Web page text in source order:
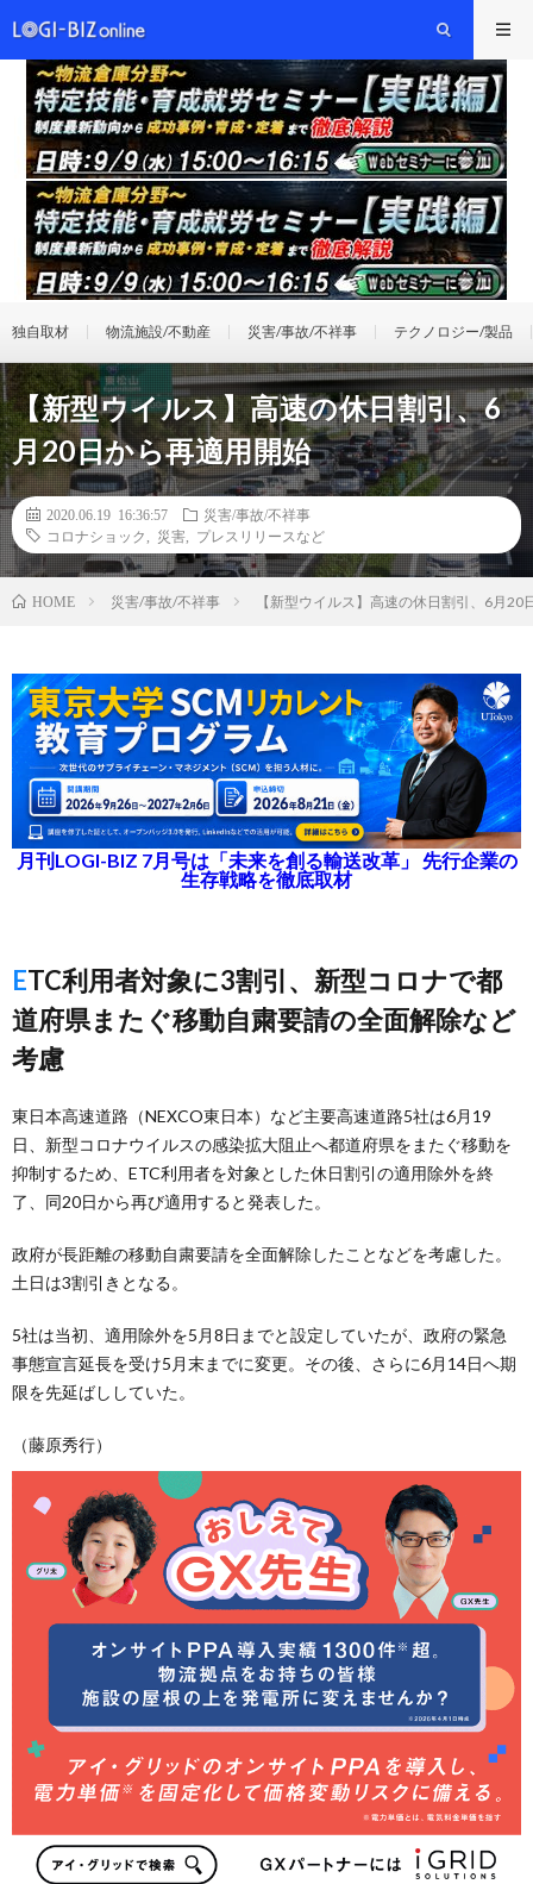
独自取材 物流施設/不動産 災害/事故/不祥事 テクノロジー/製品
【新型ウイルス】高速の休日割引、6
月20日から再適用開始
2020.06.19 16:36:57
災害/事故/不祥事
コロナショック
災害 プレスリリースなど
HOME 災害/事故/不祥事 【新型ウイルス】高速の休日割引、6月20
月刊LOGI-BIZ 7月号は「未来を創る輸送改革」 先行企業の
生存戦略を徹底取材
ETC利用者対象に3割引、新型コロナで都
道府県またぐ移動自粛要請の全面解除など
考慮
東日本高速道路（NEXCO東日本）など主要高速道路5社は6月19
日、新型コロナウイルスの感染拡大阻止へ都道府県をまたぐ移動を
抑制するため、ETC利用者を対象とした休日割引の適用除外を終
了、同20日から再び適用すると発表した。
政府が長距離の移動自粛要請を全面解除したことなどを考慮した。
土日は3割引きとなる。
5社は当初、適用除外を5月8日までと設定していたが、政府の緊急
事態宣言延長を受け5月末までに変更。その後、さらに6月14日へ期
限を先延ばししていた。
（藤原秀行）